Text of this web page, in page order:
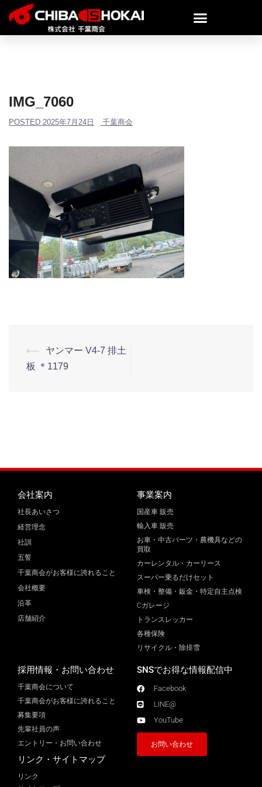
IMG_7060
POSTED 2025年7月24日 千葉商会
⟵
ヤンマー V4-7 排土
板 ＊1179
会社案内
社長あいさつ
経営理念
社訓
五誓
千葉商会がお客様に誇れること
会社概要
沿革
店舗紹介
事業案内
国産車 販売
輸入車 販売
お車・中古パーツ・農機具などの
買取
カーレンタル・カーリース
スーパー乗るだけセット
車検・整備・鈑金・特定自主点検
Cガレージ
トランスレッカー
各種保険
リサイクル・除排雪
採用情報・お問い合わせ
千葉商会について
千葉商会がお客様に誇れること​
募集要項
先輩社員の声
エントリー・お問い合わせ
リンク・サイトマップ
リンク
SNSでお得な情報配信中
Facebook
LINE@
YouTube
お問い合わせ